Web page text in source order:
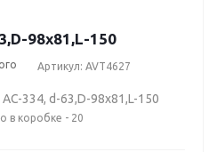
98х81,L-150
Артикул: AVT4627
334, d-63,D-98х81,L-150
в коробке - 20